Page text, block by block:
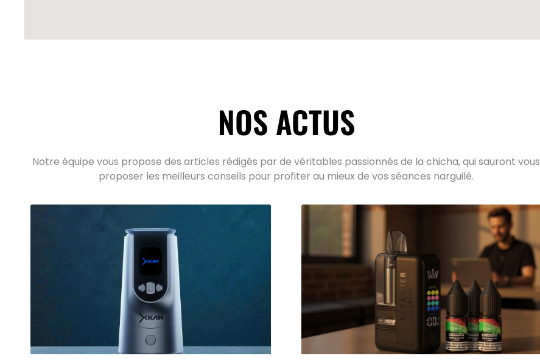
NOS ACTUS
Notre équipe vous propose des articles rédigés par de véritables passionnés de la chicha, qui sauront vous
proposer les meilleurs conseils pour profiter au mieux de vos séances narguilé.